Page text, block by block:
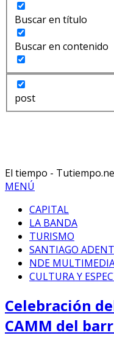
Buscar en título
Buscar en contenido
post
El tiempo -
MENÚ
CAPITAL
LA BANDA
TURISMO
SANTIAGO
NDE
CULTURA Y
Celebración
CAMM del